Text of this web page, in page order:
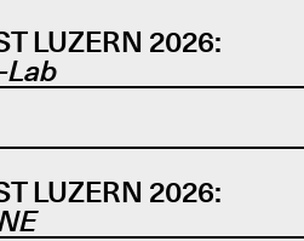
LUZERN 2026:
Lab
LUZERN 2026: